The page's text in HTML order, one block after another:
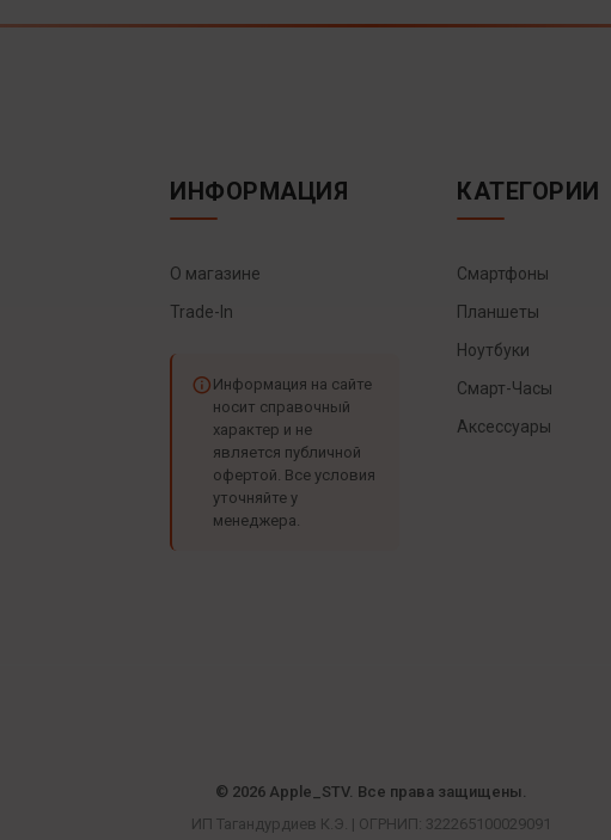
ИНФОРМАЦИЯ
О магазине
Trade-In
Информация на сайте
носит справочный
характер и не
является публичной
офертой. Все условия
уточняйте у
менеджера.
КАТЕГОРИИ
Смартфоны
Планшеты
Ноутбуки
Смарт-Часы
Аксессуары
© 2026 Apple_STV. Все права защищены.
ИП Тагандурдиев К.Э. | ОГРНИП: 322265100029091